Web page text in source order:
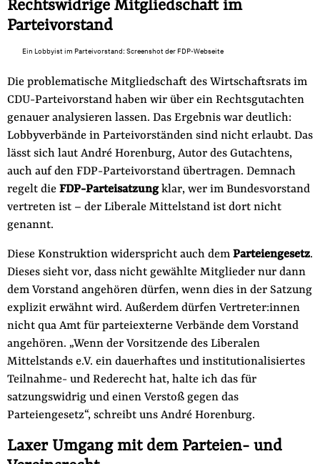
Rechtswidrige Mitgliedschaft im
Parteivorstand
Ein Lobbyist im Parteivorstand: Screenshot der FDP-Webseite
Die problematische Mitgliedschaft des Wirtschaftsrats im
CDU-Parteivorstand haben wir über ein Rechtsgutachten
genauer analysieren lassen. Das Ergebnis war deutlich:
Lobbyverbände in Parteivorständen sind nicht erlaubt. Das
lässt sich laut André Horenburg, Autor des Gutachtens,
auch auf den FDP-Parteivorstand übertragen. Demnach
regelt die FDP-Parteisatzungklar, wer im Bundesvorstand
vertreten ist – der Liberale Mittelstand ist dort nicht
genannt.
Diese Konstruktion widerspricht auch dem Parteiengesetz.
Dieses sieht vor, dass nicht gewählte Mitglieder nur dann
dem Vorstand angehören dürfen, wenn dies in der Satzung
explizit erwähnt wird. Außerdem dürfen Vertreter:innen
nicht qua Amt für parteiexterne Verbände dem Vorstand
angehören. „Wenn der Vorsitzende des Liberalen
Mittelstands e.V. ein dauerhaftes und institutionalisiertes
Teilnahme- und Rederecht hat, halte ich das für
satzungswidrig und einen Verstoß gegen das
Parteiengesetz“, schreibt uns André Horenburg.
Laxer Umgang mit dem Parteien- und